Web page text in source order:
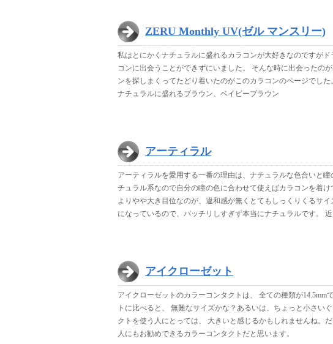
ZERU Monthly UV(ゼル マンスリー)
私はとにかくナチュラルに盛れるカラコンが大好きなのですが
コンに出会うことができずにいました。 そんな時に出会ったの
ンを探しまくってたどり着いたのがこのカラコンのページでし
ナチュラルに盛れるブラウン、ベイビーブラウン
アーティラル
アーティラルを愛用する一番の理由は、ナチュラルな色合いと
チュラル系なので自分の瞳の色に合わせて使えばカラコンを着
よりやや大き目位なのが、違和感が無くとてもしっくりくるサ
になっているので、パッチリしすぎず本当にナチュラルです。 近
アイクローゼット
アイクローゼットのカラーコンタクトは、 全ての種類が
トに比べると、 無難なサイズかな？あるいは、ちょっと小さい
クトを使う人にとっては、 大きいと感じるかもしれませんね。
人にもお勧めできるカラーコンタクトだと思います。